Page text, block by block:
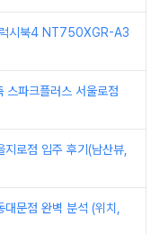
럭시북4 NT750XGR-A3
스파크플러스 서울로점
로점 입주 후기(남산뷰,
문점 완벽 분석 (위치,